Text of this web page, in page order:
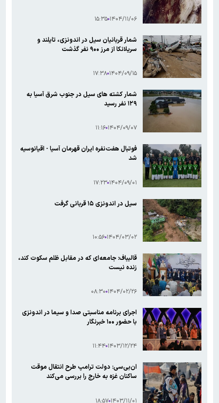
۱۴۰۴/۱۱/۰۶ ۱۵:۳۵
شمار قربانیان سیل در اندونزی، تایلند و
سریلانکا از مرز ۹۰۰ نفر گذشت
۱۴۰۴/۰۹/۱۵ ۱۷:۳۸
شمار کشته های سیل در جنوب شرق آسیا به
۱۲۹ نفر رسید
۱۴۰۴/۰۹/۰۷ ۱۱:۱۶
فوتبال هفت‌نفره ایران قهرمان آسیا - اقیانوسیه
شد
۱۴۰۴/۰۹/۰۱ ۱۷:۲۳
سیل در اندونزی ۱۵ قربانی گرفت
۱۴۰۴/۰۳/۰۲ ۱۰:۵۶
قالیباف: جامعه‌ای که در مقابل ظلم سکوت کند،
زنده نیست
۱۴۰۴/۰۲/۲۶ ۰۸:۳۰
اجرای برنامه مناسبتی صدا و سیما در اندونزی
با حضور ۱۰۰ خبرنگار
۱۴۰۳/۱۲/۲۴ ۱۱:۴۴
ان‌بی‌سی: دولت ترامپ طرح انتقال موقت
ساکنان غزه به خارج را بررسی می‌کند
۱۴۰۳/۱۱/۰۱ ۱۸:۵۷